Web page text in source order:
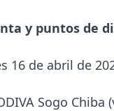
y puntos de
16 de abril de
Sogo Chiba